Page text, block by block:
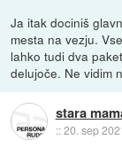
Ja itak dociniš
mesta na vezju.
lahko tudi dva
delujoče. Ne vidim
stara
::20. sep